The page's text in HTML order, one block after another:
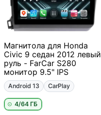
Магнитола для Honda
Civic 9 седан 2012 левый
руль - FarCar S280
монитор 9.5" IPS
Android 13 CarPlay
4/64 ГБ